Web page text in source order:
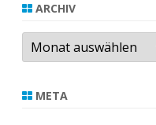
ARCHIV
Archiv
META